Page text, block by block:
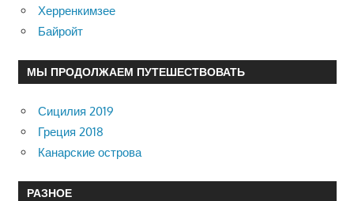
Херренкимзее
Байройт
МЫ ПРОДОЛЖАЕМ ПУТЕШЕСТВОВАТЬ
Сицилия 2019
Греция 2018
Канарские острова
РАЗНОЕ